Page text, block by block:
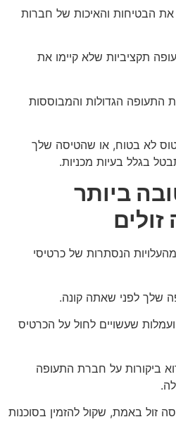
הבטיחות והאיכות של חברות
תקציביות שלא קיימו את
התעופה הגדולות והמבוססות
לא בטוח, או שהטיסה שלך
בגלל בעיות מכניות.
ביותר
הנסתרות של כרטיסי
שלך לפני שאתה קונה.
שעשויים לחול על הכרטיס
ביקורות על חברת התעופה
באמת, שקול להזמין בסוכנות